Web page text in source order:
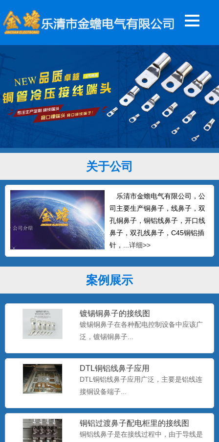
关于公司
乐清市金蟾电气有限公司，公
司主要生产铜鼻子，线鼻子，双
孔铜鼻子，铜铝线鼻子，开口线
鼻子，双孔线鼻子，C45铜铝插
针，...详细>>
案例展示
镀锡铜鼻子的接线图
镀锡铜鼻子在各种配电控制设备中应该广
泛，镀锡铜鼻子...
DTL铜铝线鼻子应用
DTL铜铝线鼻子应用广泛，主要是铝线连
接铜设备端子...
铜铝过渡鼻子配电柜里的接线图
铜铝线鼻子是在接线过程中，由于导线是